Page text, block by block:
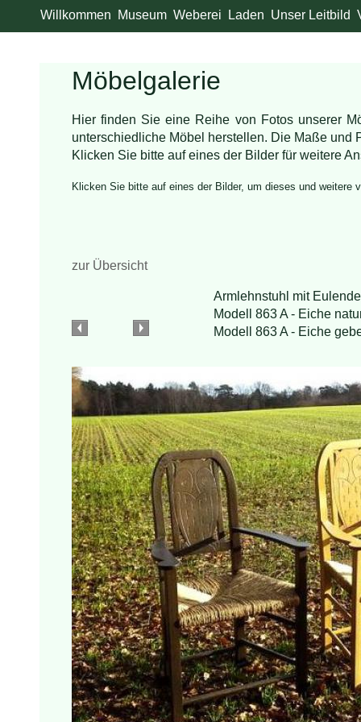
Willkommen Museum Weberei Laden Unser Leitbild
Möbelgalerie
Hier finden Sie eine Reihe von Fotos unserer
unterschiedliche Möbel herstellen. Die Maße und
Klicken Sie bitte auf eines der Bilder für weitere
Klicken Sie bitte auf eines der Bilder, um dieses und weitere
zur Übersicht
Armlehnstuhl mit
Modell 863 A - Eiche
Modell 863 A - Eiche